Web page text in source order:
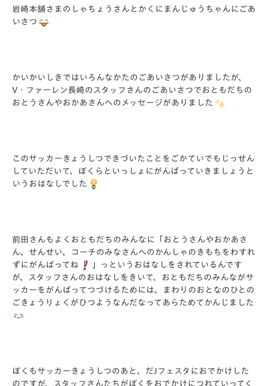
岩崎本舗さまのしゃちょうさんとかくにまんじゅうちゃんにごあ
いさつ
かいかいしきではいろんなかたのごあいさつがありましたが、
V・ファーレン長崎のスタッフさんのごあいさつでおともだちの
おとうさんやおかあさんへのメッセージがありました
このサッカーきょうしつできづいたことをごかていでもじっせん
していただいて、ぼくらといっしょにがんばっていきましょうと
いうおはなしでした
前田さんもよくおともだちのみんなに「おとうさんやおかあさ
ん、せんせい、コーチのみなさんへのかんしゃのきもちをわすれ
ずにがんばってね
」っというおはなしをされているんです
が、スタッフさんのおはなしをきいて、おともだちのみんながサ
ッカーをがんばってつづけるためには、まわりのおとなのひとの
ごきょうりょくがひつようなんだなってあらためてかんじました
ぼくもサッカーきょうしつのあと、だJフェスタにおでかけした
のですが、スタッフさんたちがぼくをおでかけにつれていってく